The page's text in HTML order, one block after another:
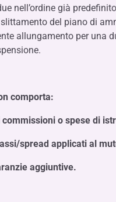
nell’ordine già
del piano di
allungamento per una
comporta:
commissioni o spese di
spread applicati al
aggiuntive.